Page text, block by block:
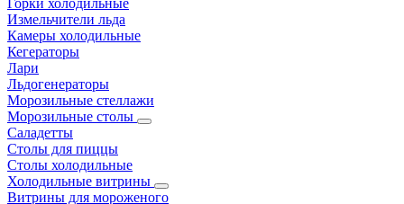
Горки холодильные
Измельчители льда
Камеры холодильные
Кегераторы
Лари
Льдогенераторы
Морозильные стеллажи
Морозильные столы
Саладетты
Столы для пиццы
Столы холодильные
Холодильные витрины
Витрины для мороженого